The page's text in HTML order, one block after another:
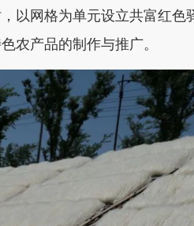
以网格为单元设立共富红色
农产品的制作与推广。